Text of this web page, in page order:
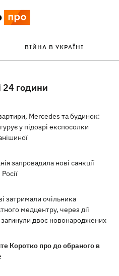
ВІЙНА В УКРАЇНІ
24 години
Mercedes та будинок:
у підозрі експосолки
запровадила нові санкції
затримали очільника
медцентру, через дії
загинули двоє новонароджених
Коротко про до обраного в